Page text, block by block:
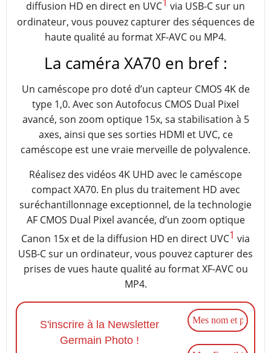
diffusion HD en direct en UVC1 via USB-C sur un
ordinateur, vous pouvez capturer des séquences de
haute qualité au format XF-AVC ou MP4.
La caméra XA70 en bref :
Un caméscope pro doté d’un capteur CMOS 4K de
type 1,0. Avec son Autofocus CMOS Dual Pixel
avancé, son zoom optique 15x, sa stabilisation à 5
axes, ainsi que ses sorties HDMI et UVC, ce
caméscope est une vraie merveille de polyvalence.
Réalisez des vidéos 4K UHD avec le caméscope
compact XA70. En plus du traitement HD avec
suréchantillonnage exceptionnel, de la technologie
AF CMOS Dual Pixel avancée, d’un zoom optique
Canon 15x et de la diffusion HD en direct UVC1 via
USB-C sur un ordinateur, vous pouvez capturer des
prises de vues haute qualité au format XF-AVC ou
MP4.
S'inscrire à la Newsletter
Germain Photo !